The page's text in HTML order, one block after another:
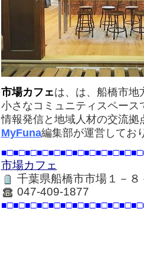
市場カフェは、は、船橋市地
小さなコミュニティスペース
情報発信と地域人材の交流拠
MyFuna編集部が運営してお
市場カフェ
千葉県船橋市市場１－８
047-409-1877